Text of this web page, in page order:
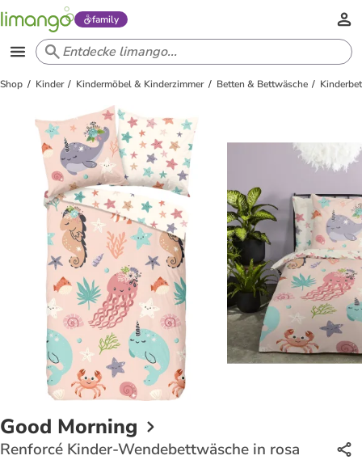
family
Shop Kinder Kindermöbel & Kinderzimmer Betten & Bettwäsche
Good Morning
Renforcé Kinder-Wendebettwäsche in rosa